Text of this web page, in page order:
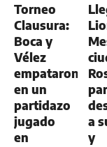
Torneo
Clausura:
Boca y
Vélez
empataron
en un
partidazo
jugado
en
a
y